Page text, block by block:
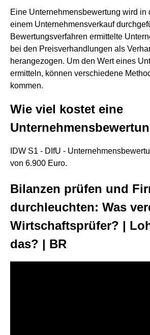
Eine Unternehmensbewertung wird in
einem Unternehmensverkauf
Bewertungsverfahren ermittelte
bei den Preisverhandlungen als
herangezogen. Um den Wert eines
ermitteln, können verschiedene
kommen.
Wie viel kostet eine
IDW S1 - DIfU -
von 6.900 Euro.
Bilanzen prüfen und
durchleuchten: Was
Wirtschaftsprüfer? |
das? | BR